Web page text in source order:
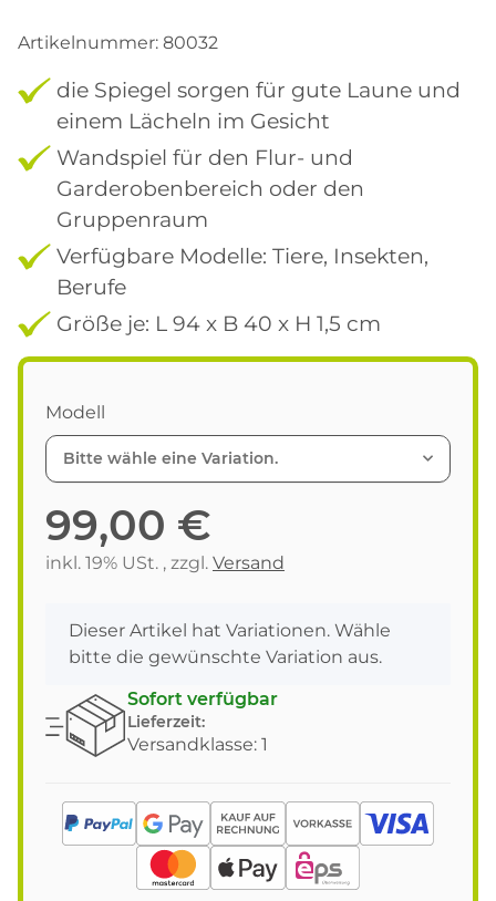
Artikelnummer: 80032
die Spiegel sorgen für gute Laune und
einem Lächeln im Gesicht
Wandspiel für den Flur- und
Garderobenbereich oder den
Gruppenraum
Verfügbare Modelle: Tiere, Insekten,
Berufe
Größe je: L 94 x B 40 x H 1,5 cm
Modell
Bitte wähle eine Variation.
99,00 €
inkl. 19% USt. , zzgl. Versand
x
Dieser Artikel hat Variationen. Wähle
bitte die gewünschte Variation aus.
Sofort verfügbar
Lieferzeit:
Versandklasse: 1